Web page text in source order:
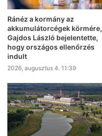
Ránéz a kormány az
akkumulátorcégek körmére,
Gajdos László bejelentette,
hogy országos ellenőrzés
indult
2026, augusztus 4. 11:39